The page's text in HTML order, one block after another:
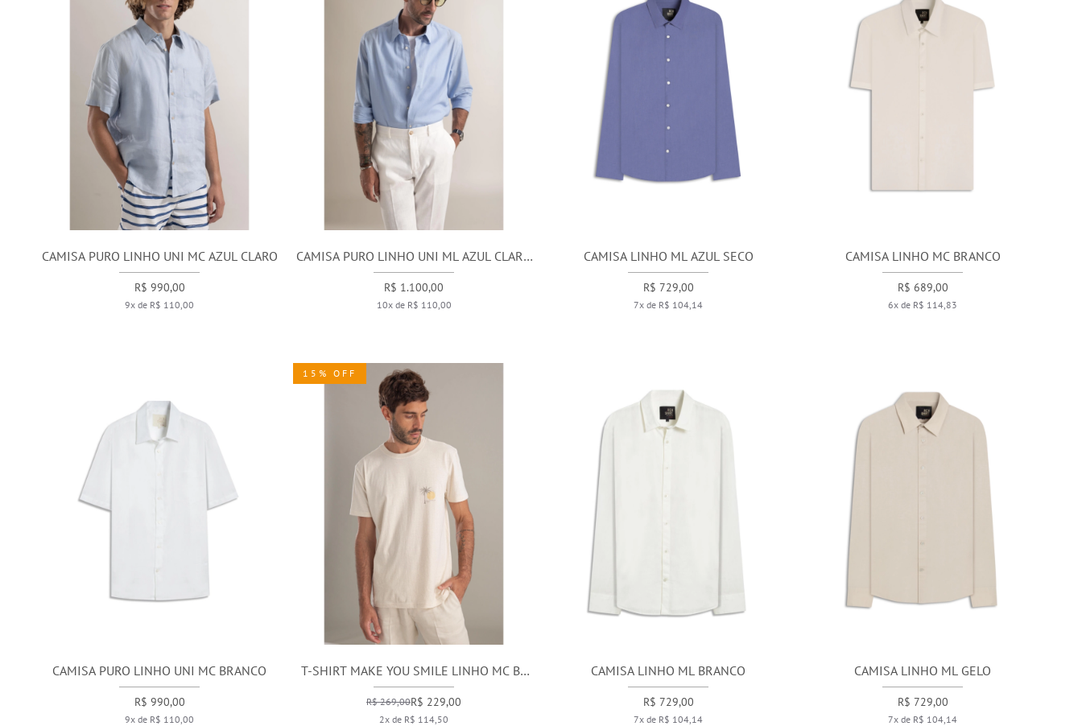
CAMISA PURO LINHO UNI MC AZUL CLARO
R$ 990,00
9x de R$ 110,00
CAMISA PURO LINHO UNI ML AZUL CLARO
I
R$ 1.100,00
10x de R$ 110,00
CAMISA LINHO ML AZUL SECO
R$ 729,00
7x de R$ 104,14
CAMISA LINHO MC BRANCO
R$ 689,00
6x de R$ 114,83
CAMISA PURO LINHO UNI MC BRANCO
R$ 990,00
9x de R$ 110,00
T-SHIRT MAKE YOU SMILE LINHO MC BF
NATURAL
R$ 269,00R$ 229,00
2x de R$ 114,50
15% OFF
CAMISA LINHO ML BRANCO
R$ 729,00
7x de R$ 104,14
CAMISA LINHO ML GELO
R$ 729,00
7x de R$ 104,14